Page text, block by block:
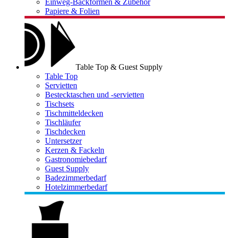
Einweg-Backformen & Zubehör
Papiere & Folien
Table Top & Guest Supply
Table Top
Servietten
Bestecktaschen und -servietten
Tischsets
Tischmitteldecken
Tischläufer
Tischdecken
Untersetzer
Kerzen & Fackeln
Gastronomiebedarf
Guest Supply
Badezimmerbedarf
Hotelzimmerbedarf